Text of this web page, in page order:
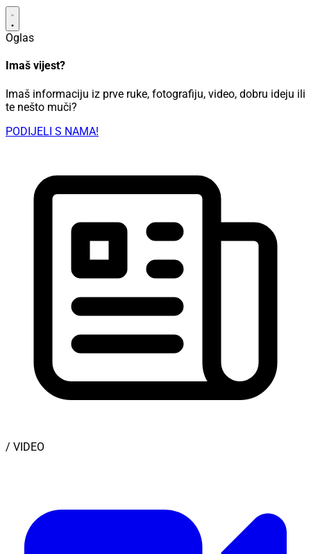
Oglas
Imaš vijest?
Imaš informaciju iz prve ruke, fotografiju, video, dobru ideju ili
te nešto muči?
PODIJELI S NAMA!
/ VIDEO